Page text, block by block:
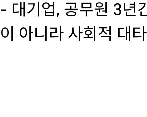
- 대기업, 공무원 3년
이 아니라 사회적 대